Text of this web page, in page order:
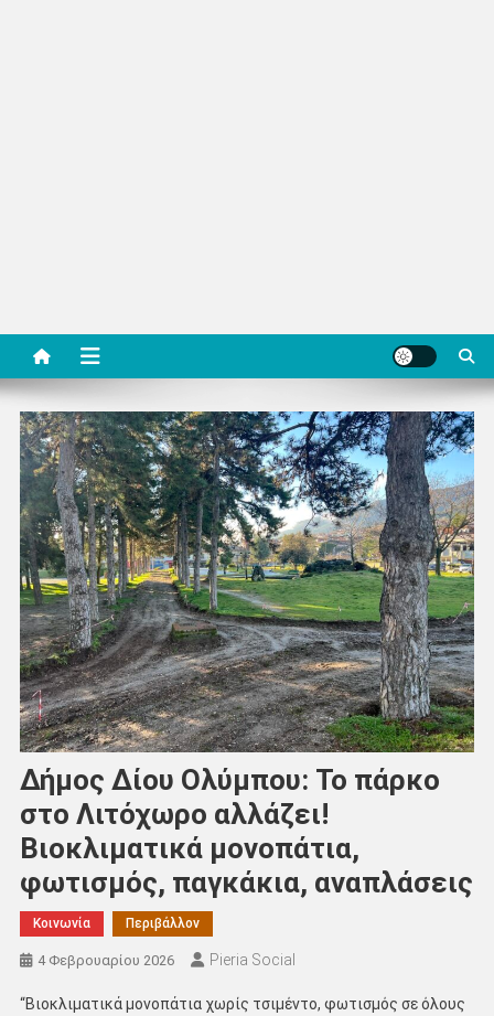
Δήμος Δίου Ολύμπου: Το πάρκο
στο Λιτόχωρο αλλάζει!
Βιοκλιματικά μονοπάτια,
φωτισμός, παγκάκια, αναπλάσεις
Κοινωνία Περιβάλλον
4 Φεβρουαρίου 2026 Pieria Social
“Βιοκλιματικά μονοπάτια χωρίς τσιμέντο, φωτισμός σε όλους